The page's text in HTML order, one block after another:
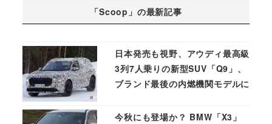
「Scoop」の最新記事
日本発売も視野、アウディ最高級
3列7人乗りの新型SUV「Q9」、
ブランド最後の内燃機関モデルに
今秋にも登場か？ BMW「X3」